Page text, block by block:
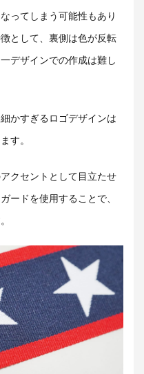
ってしまう可能性もあり
として、裏側は色が反転
デザインでの作成は難し
かすぎるロゴデザインは
す。
クセントとして目立たせ
ードを使用することで、